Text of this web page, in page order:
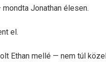
Jonathan élesen.
el.
Ethan mellé — nem túl